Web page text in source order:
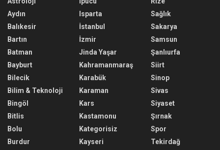
Aydın
Balıkesir
Bartın
Batman
Bayburt
Bilecik
Bilim & Teknoloji
Bingöl
Bitlis
Bolu
Burdur
Isparta
İstanbul
İzmir
Jinda Yaşar
Kahramanmaraş
Karabük
Karaman
Kars
Kastamonu
Kategorisiz
Kayseri
Sağlık
Sakarya
Samsun
Şanlıurfa
Siirt
Sinop
Sivas
Siyaset
Şırnak
Spor
Tekirdağ